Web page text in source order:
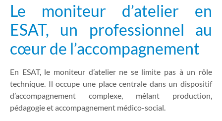
Le moniteur d’atelier en
ESAT, un professionnel au
cœur de l’accompagnement
En ESAT, le moniteur d’atelier ne se limite pas à un rôle
technique. Il occupe une place centrale dans un dispositif
d’accompagnement complexe, mêlant production,
pédagogie et accompagnement médico-social.